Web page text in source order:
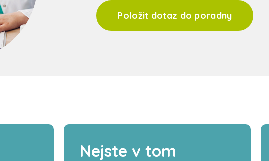
Položit dotaz do poradny
Nejste v tom